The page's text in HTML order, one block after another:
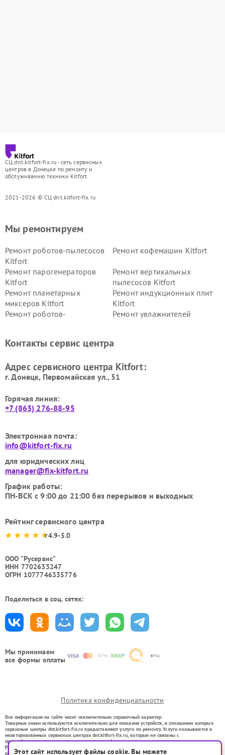
СЦ dnt.kitfort-fix.ru - сеть сервисных
центров в Донецке по ремонту и
обслуживанию техники Kitfort
2021-2026 © СЦ dnt.kitfort-fix.ru
Мы принимаем
все формы оплаты
Мы ремонтируем
Ремонт роботов-пылесосов
Kitfort
Ремонт кофемашин Kitfort
Ремонт парогенераторов
Kitfort
Ремонт вертикальных
пылесосов Kitfort
Ремонт планетарных
миксеров Kitfort
Ремонт индукционных плит
Kitfort
Ремонт роботов-
Ремонт увлажнителей
Kitfort
Kitfort
Kitfort
Kitfort
Контакты сервис центра
Адрес сервисного центра Kitfort:
г. Донецк, Первомайская ул., 51
Горячая линия:
+7 (863) 276-88-95
Электронная почта:
info@kitfort-fix.ru
для юридических лиц
manager@fix-kitfort.ru
График работы:
ПН-ВСК с 9:00 до 21:00 без перерывов и выходных
Рейтинг сервисного центра
4.9-5.0
ООО "Русервис"
ИНН 7702633247
ОГРН 1077746335776
Поделиться в соц. сетях:
Политика конфиденциальности
Вся информация на сайте носит исключительно справочный характер.
Товарные знаки используются исключительно для описания устройств, в отношении которых
сервисные центры dnt.kitfort-fix.ru предоставляют услуги по ремонту. Услуги оказываются в
неавторизованных сервисных центрах dnt.kitfort-fix.ru, которые не связаны с
правообладателями товарных знаков или их официальными представителями.
Ремонт осуществляется для устройств, уже введенных в гражданский оборот в соответствии
со статьей 1487 ГК РФ.
Этот сайт использует файлы cookie. Вы можете